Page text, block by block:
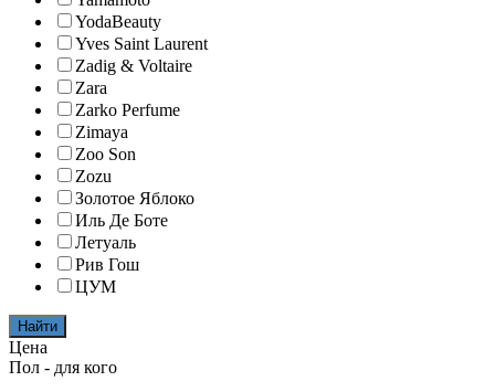
YodaBeauty
Yves Saint Laurent
Zadig & Voltaire
Zara
Zarko Perfume
Zimaya
Zoo Son
Zozu
Золотое Яблоко
Иль Де Боте
Летуаль
Рив Гош
ЦУМ
Найти
Цена
Пол - для кого